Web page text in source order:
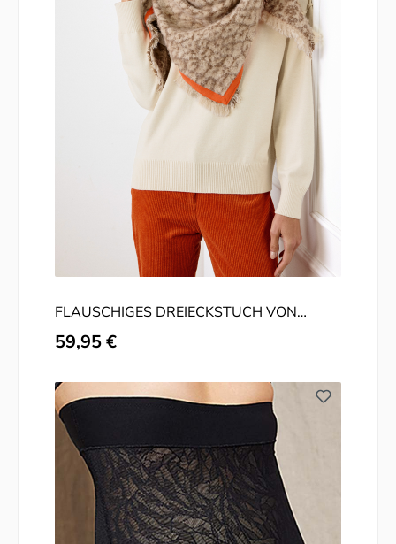
FLAUSCHIGES DREIECKSTUCH VON
CODELLO
Regulärer Preis:
59,95 €